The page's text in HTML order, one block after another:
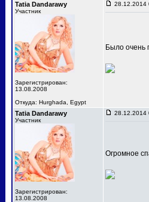
Tatia Dandarawy
Участник
Зарегистрирован:
13.08.2008
Откуда: Hurghada, Egypt
28.12.2014
Было очень
Tatia Dandarawy
Участник
Зарегистрирован:
13.08.2008
28.12.2014
Огромное